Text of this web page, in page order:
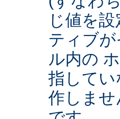
じ値を
ティブ
ル内の
指して
作しま